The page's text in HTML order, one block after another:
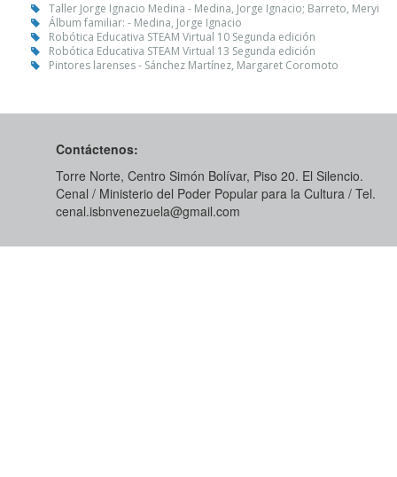
Taller Jorge Ignacio Medina - Medina, Jorge Ignacio; Barreto, Meryi
Álbum familiar: - Medina, Jorge Ignacio
Robótica Educativa STEAM Virtual 10 Segunda edición
Robótica Educativa STEAM Virtual 13 Segunda edición
Pintores larenses - Sánchez Martínez, Margaret Coromoto
Contáctenos:
Torre Norte, Centro Simón Bolívar, Piso 20. El Silencio.
Cenal / Ministerio del Poder Popular para la Cultura / Tel.
cenal.isbnvenezuela@gmail.com